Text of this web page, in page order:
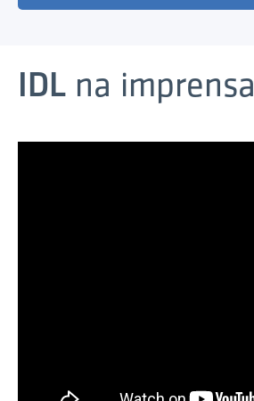
IDL na imprensa